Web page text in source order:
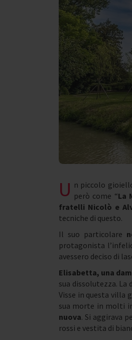
U n piccolo
però come “La
fratelli Nicolò e
tecniche di questo.
Il suo particolare
protagonista
avessero deciso di
Elisabetta, una
sua dissolutezza. La
Visse in questa villa
sua morte in molti
nuova. Si aggirava
rossi e vestita di